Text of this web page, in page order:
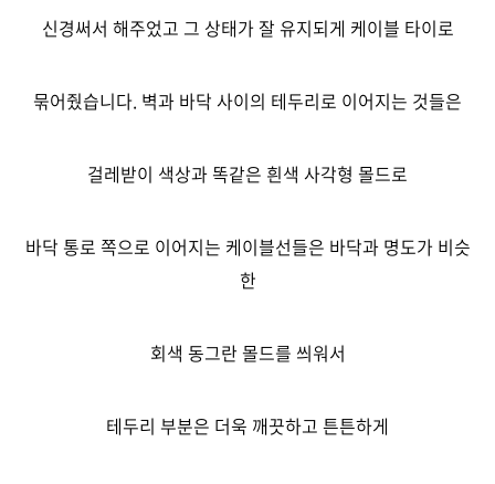
신경써서 해주었고 그 상태가 잘 유지되게 케이블 타이로
묶어줬습니다. 벽과 바닥 사이의 테두리로 이어지는 것들은
걸레받이 색상과 똑같은 흰색 사각형 몰드로
바닥 통로 쪽으로 이어지는 케이블선들은 바닥과 명도가 비슷
한
회색 동그란 몰드를 씌워서
테두리 부분은 더욱 깨끗하고 튼튼하게